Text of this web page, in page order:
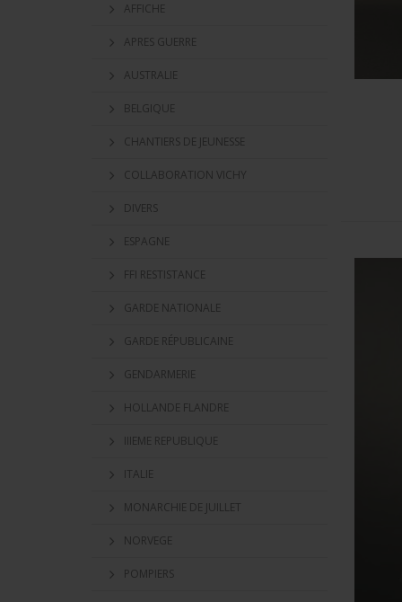
AFFICHE
APRES GUERRE
AUSTRALIE
BELGIQUE
CHANTIERS DE JEUNESSE
COLLABORATION VICHY
DIVERS
ESPAGNE
FFI RESTISTANCE
GARDE NATIONALE
GARDE RÉPUBLICAINE
GENDARMERIE
HOLLANDE FLANDRE
IIIEME REPUBLIQUE
ITALIE
MONARCHIE DE JUILLET
NORVEGE
POMPIERS